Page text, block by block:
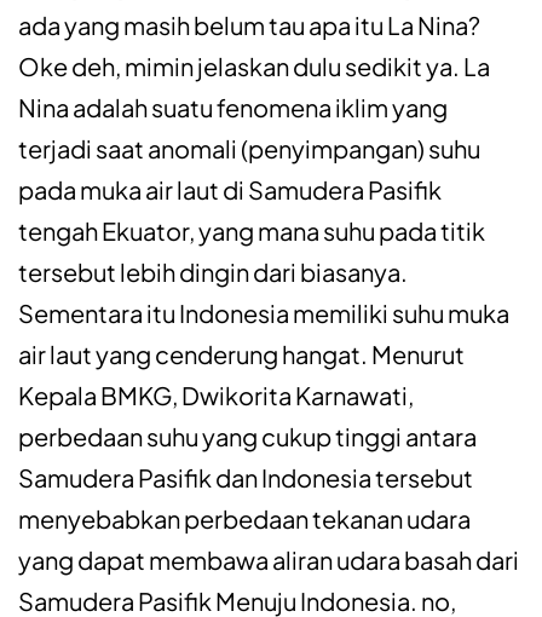
ada yang masih belum tau apa itu La Nina?
Oke deh, mimin jelaskan dulu sedikit ya. La
Nina adalah suatu fenomena iklim yang
terjadi saat anomali (penyimpangan) suhu
pada muka air laut di Samudera Pasifik
tengah Ekuator, yang mana suhu pada titik
tersebut lebih dingin dari biasanya.
Sementara itu Indonesia memiliki suhu muka
air laut yang cenderung hangat. Menurut
Kepala BMKG, Dwikorita Karnawati,
perbedaan suhu yang cukup tinggi antara
Samudera Pasifik dan Indonesia tersebut
menyebabkan perbedaan tekanan udara
yang dapat membawa aliran udara basah dari
Samudera Pasifik Menuju Indonesia. no,